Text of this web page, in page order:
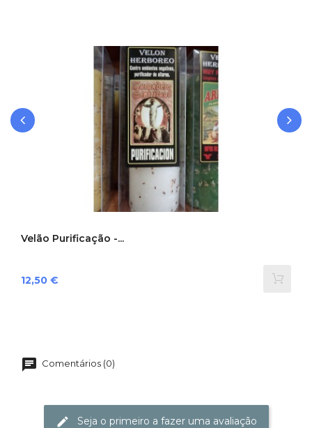
Velão Purificação -...
Preço
12,50 €
Comentários (0)
Seja o primeiro a fazer uma avaliação